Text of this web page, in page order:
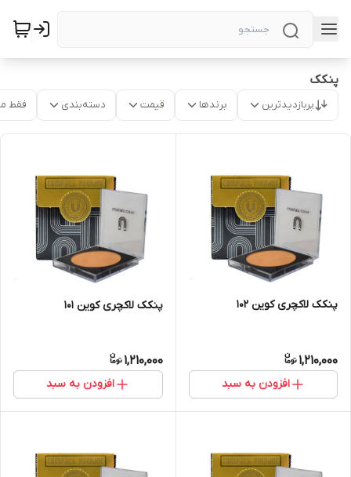
پنکک
پربازدیدترین برندها قیمت دسته‌بندی فقط
پنکک لاکچری کوین 102
1,210,000
افزودن به سبد
پنکک لاکچری کوین 101
1,210,000
افزودن به سبد